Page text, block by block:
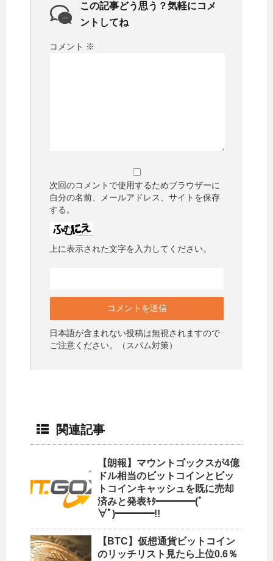
この記事どう思う？気軽にコメ
ントしてね
コメント ※
次回のコメントで使用するためブラウザーに
自分の名前、メールアドレス、サイトを保存
する。
上に表示された文字を入力してください。
日本語が含まれない投稿は無視されますので
ご注意ください。（スパム対策）
関連記事
【朗報】マウントゴックスが4億
ドル相当のビットコインとビッ
トコインキャッシュを既に売却
済みと発表ｷﾀ━━━━(ﾟ
∀ﾟ)━━━━!!
【BTC】仮想通貨ビットコイン
のリッチリスト見たら上位0.6％